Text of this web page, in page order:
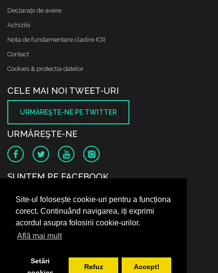
Site-ul folosește cookie-uri pentru a funcționa
corect. Continuând navigarea, iți exprimi
acordul asupra folosirii cookie-urilor.
Află mai mult
Setări
Refuz Accept!
Declaraţii de avere
Achizitii
Nota de fundamentare cladire ICR
Contact
Cookies & protectia datelor
CELE MAI NOI TWEET-URI
URMĂREŞTE-NE PE TWITTER
URMĂREŞTE-NE
SUNTEM PE FACEBOOK